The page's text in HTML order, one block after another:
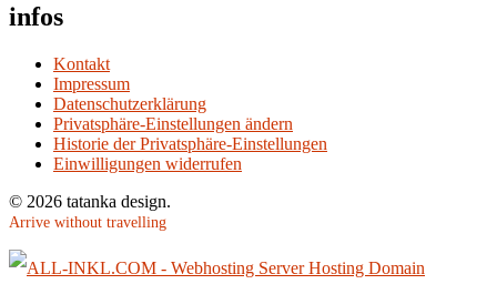
infos
Kontakt
Impressum
Datenschutzerklärung
Privatsphäre-Einstellungen ändern
Historie der Privatsphäre-Einstellungen
Einwilligungen widerrufen
© 2026 tatanka design.
Arrive without travelling